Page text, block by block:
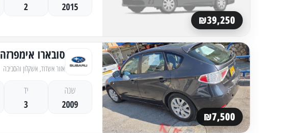
₪39,250
2015
2
₪7,500
סובארו אימפרזה
אזור אשדוד, אשקלון והסביבה
שנה
2009
יד
3